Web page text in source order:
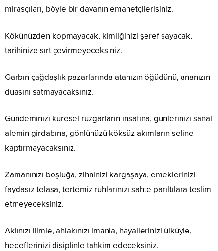
mirasçıları, böyle bir davanın emanetçilerisiniz.
Kökünüzden kopmayacak, kimliğinizi şeref sayacak,
tarihinize sırt çevirmeyeceksiniz.
Garbın çağdaşlık pazarlarında atanızın öğüdünü, ananızın
duasını satmayacaksınız.
Gündeminizi küresel rüzgarların insafına, günlerinizi sanal
alemin girdabına, gönlünüzü köksüz akımların seline
kaptırmayacaksınız.
Zamanınızı boşluğa, zihninizi kargaşaya, emeklerinizi
faydasız telaşa, tertemiz ruhlarınızı sahte parıltılara teslim
etmeyeceksiniz.
Aklınızı ilimle, ahlakınızı imanla, hayallerinizi ülküyle,
hedeflerinizi disiplinle tahkim edeceksiniz.